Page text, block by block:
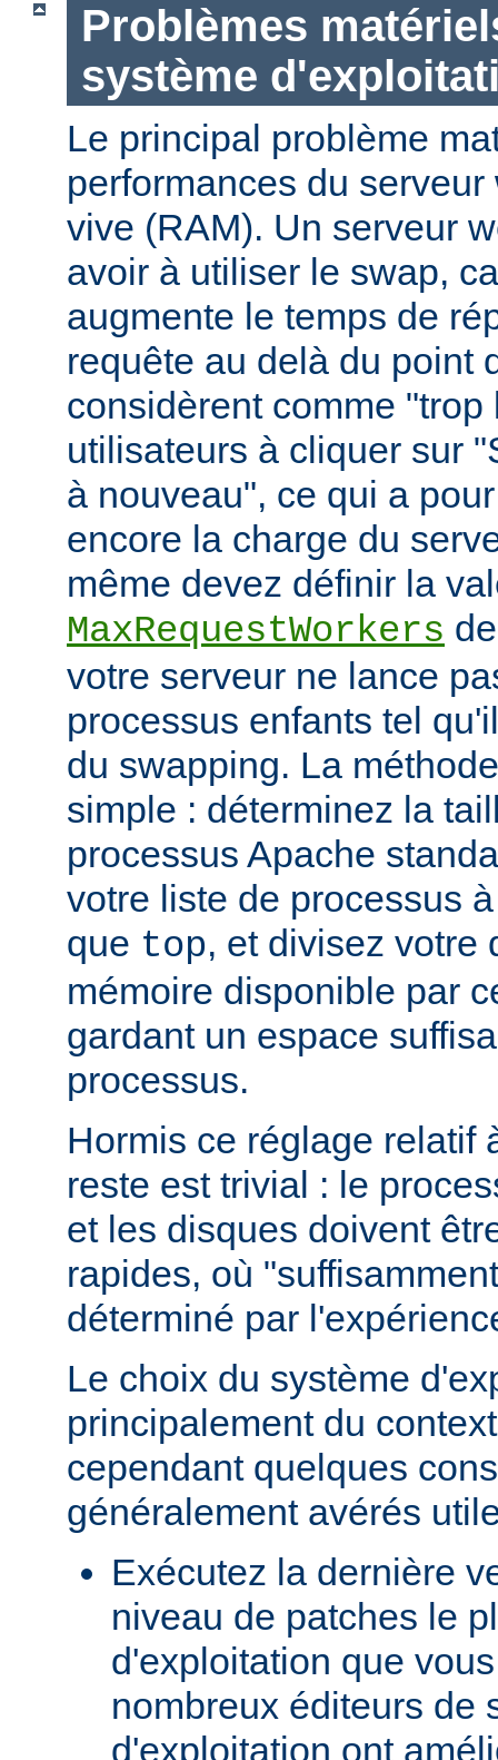
Problèmes
système
Le principal problème
performances du
vive (RAM). Un serveur
avoir à utiliser le swap,
augmente le temps de
requête au delà du point
considèrent comme
utilisateurs à cliquer sur
à nouveau", ce qui a
encore la charge du
même devez définir la
MaxRequestWorkers
votre serveur ne lance
processus enfants tel
du swapping. La
simple : déterminez la
processus Apache
votre liste de processus
que top, et divisez votre
mémoire disponible par
gardant un espace
processus.
Hormis ce réglage relatif
reste est trivial : le
et les disques doivent
rapides, où
déterminé par
Le choix du système
principalement du
cependant quelques
généralement avérés
Exécutez la dernière
niveau de patches le
d'exploitation que
nombreux éditeurs de
d'exploitation ont